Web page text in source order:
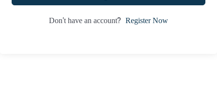
Don't have an account? Register Now